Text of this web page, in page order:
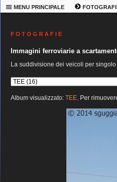
MENU PRINCIPALE
F O T O G R A F I E
Immagini ferroviarie a
La suddivisione dei veicoli per
Album visualizzato: TEE. Per